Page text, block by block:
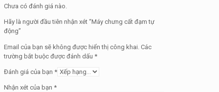
Chưa có đánh giá nào.
Hãy là người đầu tiên nhận xét “Máy chưng cất đạm tự
động”
Email của bạn sẽ không được hiển thị công khai. Các
trường bắt buộc được đánh dấu *
Đánh giá của bạn *
Nhận xét của bạn *